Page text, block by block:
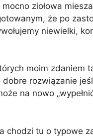
ziołowa
że po
niewielki,
moim zdaniem
rozwiązanie
na nowo
chodzi tu o typowe